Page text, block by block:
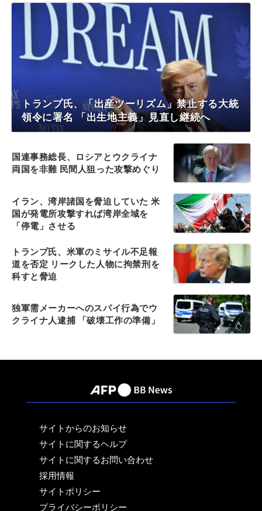
トランプ氏、「出産ツーリズム」禁止する大統
領令に署名 「出生地主義」見直し継続へ
国連事務総長、ロシアとウクライナ
両国を非難 民間人狙った攻撃めぐり
イラン、湾岸諸国を脅迫していた 米
国が発電所攻撃すれば湾岸全域を
「停電」させる
トランプ氏、米軍のミサイル不足報
道を否定 リークした人物に拘禁刑を
科すと脅迫
独軍需メーカーへのスパイ行為でウ
クライナ人逮捕 「破壊工作の準備」
サイトからのお知らせ
サイトに関するヘルプ
サイトに関するお問い合わせ
採用情報
サイトポリシー
プライバシーポリシー